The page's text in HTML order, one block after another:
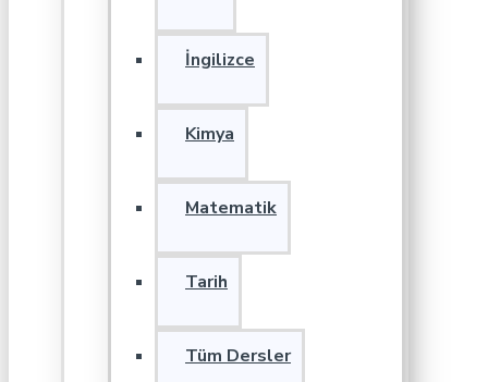
İngilizce
Kimya
Matematik
Tarih
Tüm Dersler